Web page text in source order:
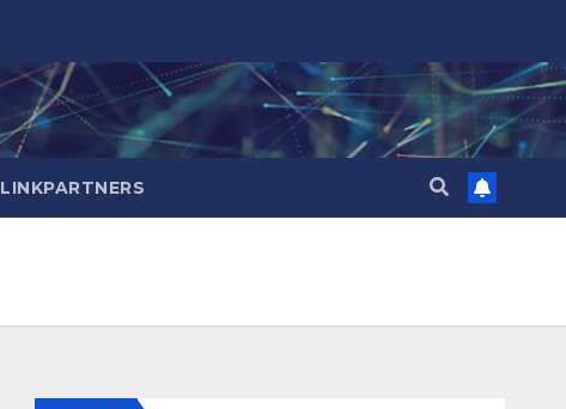
LINKPARTNERS